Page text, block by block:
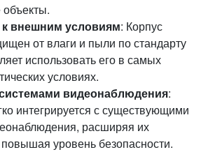
объекты.
к внешним условиям: Корпус
от влаги и пыли по стандарту
использовать его в самых
условиях.
видеонаблюдения:
интегрируется с существующими
расширяя их
уровень безопасности.